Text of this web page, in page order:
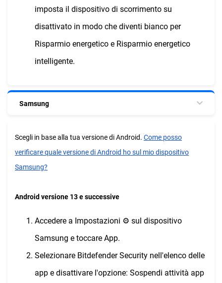
imposta il dispositivo di scorrimento su
disattivato in modo che diventi bianco per
Risparmio energetico e Risparmio energetico
intelligente.
Samsung
Scegli in base alla tua versione di Android. Come posso
verificare quale versione di Android ho sul mio dispositivo
Samsung?
Android versione 13 e successive
Accedere a Impostazioni ⚙︎ sul dispositivo
Samsung e toccare App.
Selezionare Bitdefender Security nell'elenco delle
app e disattivare l'opzione: Sospendi attività app